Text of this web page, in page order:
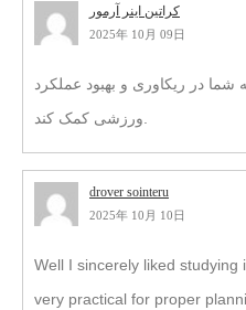
کراتین اینر آرمور
2025年 10月 09日
شما در ریکاوری و بهبود عملکرد
ورزشی کمک کند.
drover sointeru
2025年 10月 10日
Well I sincerely liked
very practical for proper